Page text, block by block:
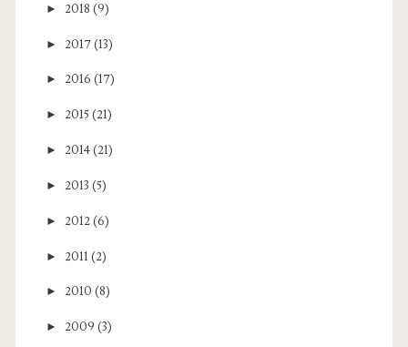
► 2018 (9)
► 2017 (13)
► 2016 (17)
► 2015 (21)
► 2014 (21)
► 2013 (5)
► 2012 (6)
► 2011 (2)
► 2010 (8)
► 2009 (3)